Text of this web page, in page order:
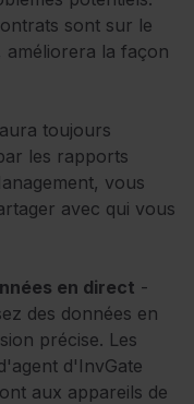
sont sur le
améliorera la façon
toujours
les rapports
vous
avec qui vous
en direct -
des données en
précise. Les
d'InvGate
aux appareils de